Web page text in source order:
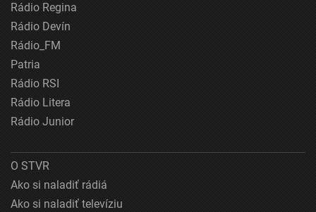
Rádio Regina
Rádio Devín
Rádio_FM
Patria
Rádio RSI
Rádio Litera
Rádio Junior
O STVR
Ako si naladiť rádiá
Ako si naladiť televíziu